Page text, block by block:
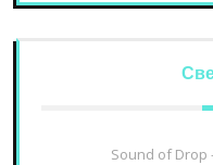
Sound of Drop